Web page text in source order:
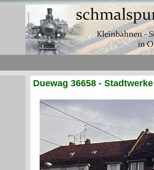
Duewag 36658 -